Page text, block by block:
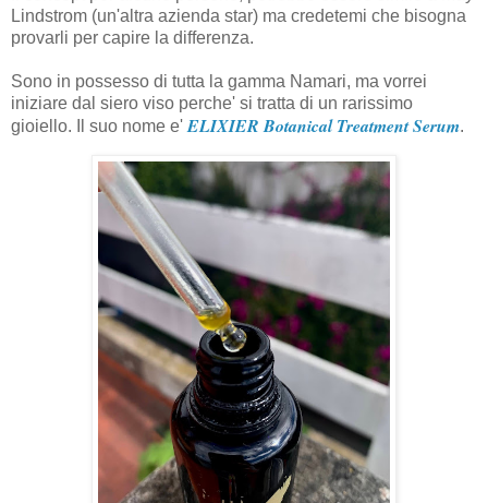
Lindstrom (un'altra azienda star) ma credetemi che bisogna
provarli per capire la differenza.
Sono in possesso di tutta la gamma Namari, ma vorrei
iniziare dal siero viso perche' si tratta di un rarissimo
gioiello. Il suo nome e' ELIXIER Botanical Treatment Serum.